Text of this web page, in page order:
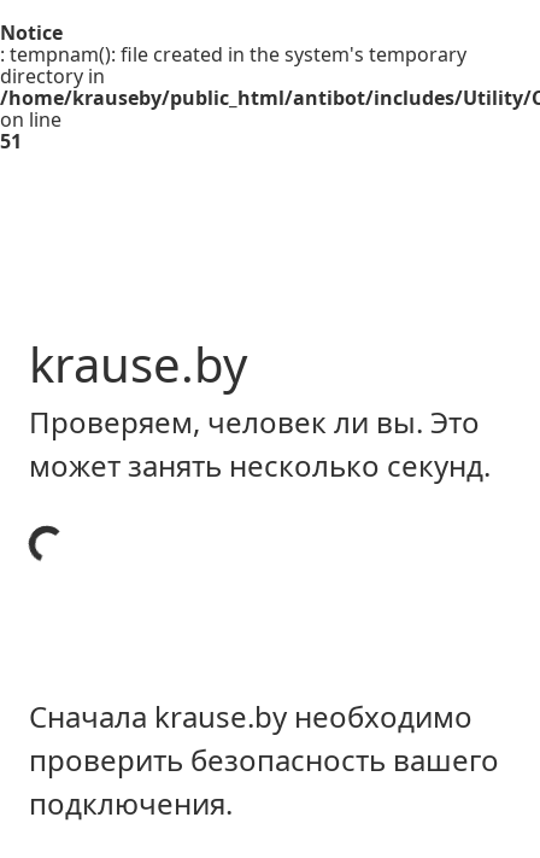
Notice
: tempnam(): file created in the system's temporary
directory in
/home/krauseby/public_html/antibot/includes/Utility/
on line
51
krause.by
Проверяем, человек ли вы. Это
может занять несколько секунд.
Сначала krause.by необходимо
проверить безопасность вашего
подключения.